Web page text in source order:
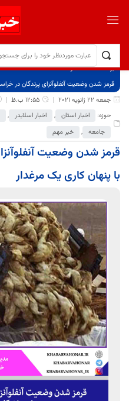
برگ نخست
نوشته‌ها
قرمز شدن وضعیت آنفلوآنزای پرندگان در
جمعه 22 ژانویه 2021
12:55 ب.ظ
حوزه:
اخبار استان , اخبار اسلایدر ,
جامعه , خبر مهم
قرمز شدن وضعیت
با پنهان کاری یک مرغدار